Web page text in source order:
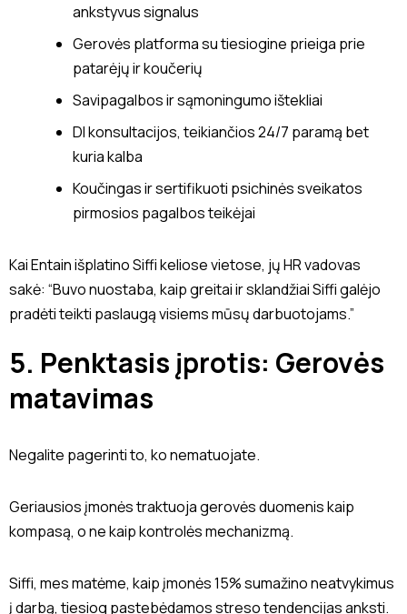
ankstyvus signalus
Gerovės platforma su tiesiogine prieiga prie
patarėjų ir koučerių
Savipagalbos ir sąmoningumo ištekliai
DI konsultacijos, teikiančios 24/7 paramą bet
kuria kalba
Koučingas ir sertifikuoti psichinės sveikatos
pirmosios pagalbos teikėjai
Kai Entain išplatino Siffi keliose vietose, jų HR vadovas
sakė: “Buvo nuostaba, kaip greitai ir sklandžiai Siffi galėjo
pradėti teikti paslaugą visiems mūsų darbuotojams.”
5. Penktasis įprotis: Gerovės
matavimas
Negalite pagerinti to, ko nematuojate.
Geriausios įmonės traktuoja gerovės duomenis kaip
kompasą, o ne kaip kontrolės mechanizmą.
Siffi, mes matėme, kaip įmonės 15% sumažino neatvykimus
į darbą, tiesiog pastebėdamos streso tendencijas anksti.